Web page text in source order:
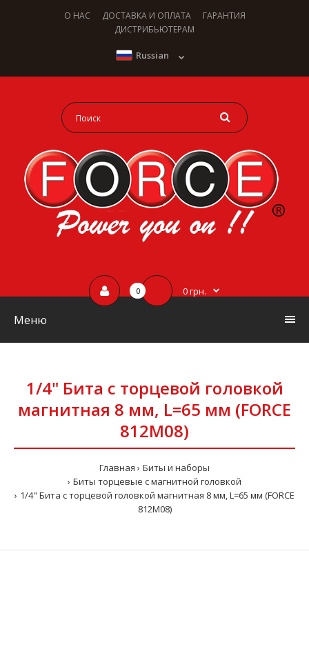
О НАС ДОСТАВКА И ОПЛАТА
ГАРАНТИЯ
ДИСТРИБЬЮТЕРАМ
Russian
0 0 грн.
Меню
1/4" Бита с торцевой головкой
магнитная 8 мм, L=65 мм (FORCE
812M08)
Главная
Биты и наборы
Биты торцевые с магнитной головкой
1/4" Бита с торцевой головкой магнитная 8 мм, L=65 мм (FORCE
812M08)